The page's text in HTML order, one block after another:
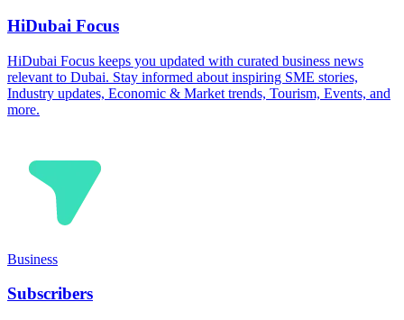
HiDubai Focus
HiDubai Focus keeps you updated with curated business news
relevant to Dubai. Stay informed about inspiring SME stories,
Industry updates, Economic & Market trends, Tourism, Events, and
more.
Business
Subscribers